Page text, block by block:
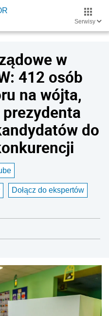
Serwisy
w
412 osób
na wójta,
do
Dołącz do ekspertów